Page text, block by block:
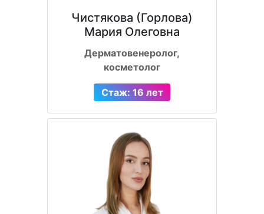
Чистякова (Горлова)
Мария Олеговна
Дерматовенеролог,
косметолог
Стаж: 16 лет